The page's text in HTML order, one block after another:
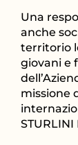
Una
anche
territorio
giovani e
missione
STURLINI